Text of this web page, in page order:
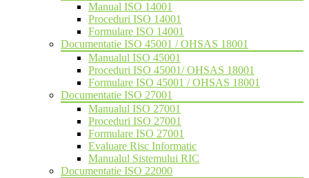
Manual ISO 14001
Proceduri ISO 14001
Formulare ISO 14001
Documentatie ISO 45001 / OHSAS 18001
Manualul ISO 45001
Proceduri ISO 45001/ OHSAS 18001
Formulare ISO 45001 / OHSAS 18001
Documentatie ISO 27001
Manualul ISO 27001
Proceduri ISO 27001
Formulare ISO 27001
Evaluare Risc Informatic
Manualul Sistemului RIC
Documentatie ISO 22000